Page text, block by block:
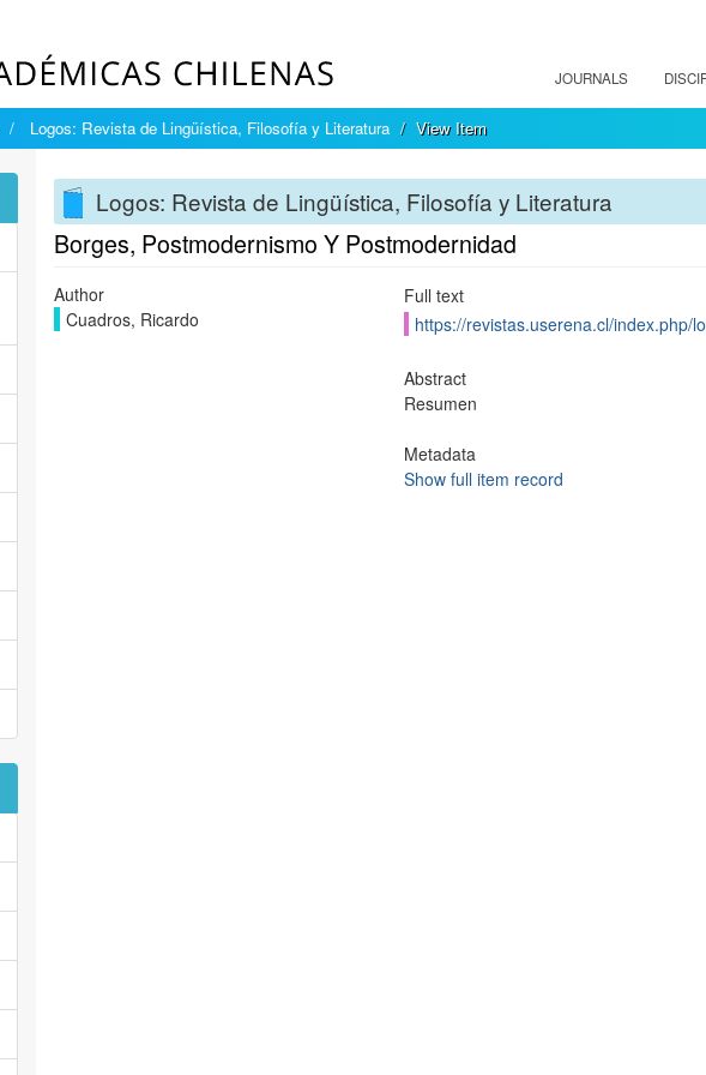
JOURNALS
Logos: Revista de Lingüística, Filosofía y Literatura View Item
Logos: Revista de Lingüística, Filosofía y Literatura
Borges, Postmodernismo Y Postmodernidad
Author
Cuadros, Ricardo
Full text
https://revistas.userena.cl/index.php/
Abstract
Resumen
Metadata
Show full item record